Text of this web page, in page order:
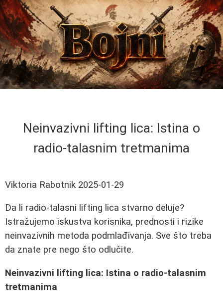
Neinvazivni lifting lica: Istina o
radio-talasnim tretmanima
Viktoria Rabotnik 2025-01-29
Da li radio-talasni lifting lica stvarno deluje?
Istražujemo iskustva korisnika, prednosti i rizike
neinvazivnih metoda podmlađivanja. Sve što treba
da znate pre nego što odlučite.
Neinvazivni lifting lica: Istina o radio-talasnim
tretmanima